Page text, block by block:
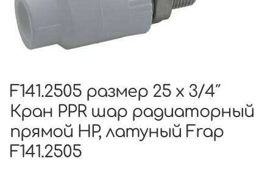
F141.2505 размер 25 x 3/4″
Кран PPR шар радиаторный
прямой НР, латуный Frap
F141.2505